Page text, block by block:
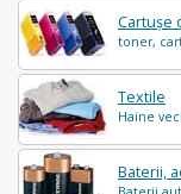
Cartușe
toner,
Textile
Haine
Baterii,